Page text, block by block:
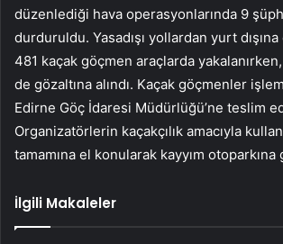
düzenlediği hava operasyonlarında 9
durduruldu. Yasadışı yollardan yurt
481 kaçak göçmen araçlarda
de gözaltına alındı. Kaçak göçmenler
Edirne Göç İdaresi Müdürlüğü’ne teslim
Organizatörlerin kaçakçılık amacıyla
tamamına el konularak kayyım
İlgili Makaleler